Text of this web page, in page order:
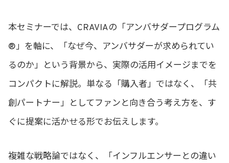
本セミナーでは、CRAVIAの「アンバサダープログラム
®」を軸に、「なぜ今、アンバサダーが求められてい
るのか」という背景から、実際の活用イメージまでを
コンパクトに解説。単なる「購入者」ではなく、「共
創パートナー」としてファンと向き合う考え方を、す
ぐに提案に活かせる形でお伝えします。
複雑な戦略論ではなく、「インフルエンサーとの違い